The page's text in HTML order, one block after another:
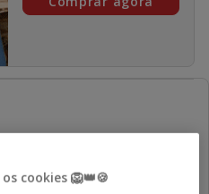
cookies 🦁👑🍪